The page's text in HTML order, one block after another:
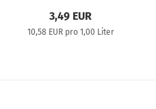
3,49 EUR
10,58 EUR pro 1,00 Liter